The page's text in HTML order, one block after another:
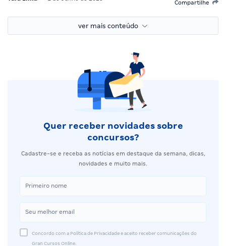
Compartilhe
ver mais conteúdo
Quer receber novidades sobre
concursos?
Cadastre-se e receba as notícias em destaque da semana, dicas,
novidades e muito mais.
Concordo com a Política de Privacidade e aceito receber comunicações do
Gran Cursos Online.